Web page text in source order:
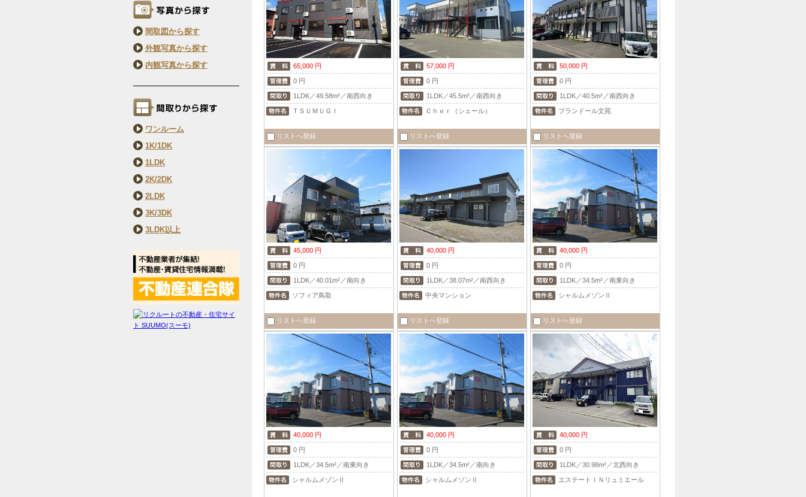
間取図から探す
外観写真から探す
内観写真から探す
ワンルーム
1K/1DK
1LDK
2K/2DK
2LDK
3K/3DK
3LDK以上
65,000 円
0 円
1LDK／49.58m²／南西向き
ＴＳＵＭＵＧＩ
リストへ登録
57,000 円
0 円
1LDK／45.5m²／南西向き
Ｃｈｅｒ（シェール）
リストへ登録
50,000 円
0 円
1LDK／40.5m²／南西向き
プランドール文苑
リストへ登録
45,000 円
0 円
1LDK／40.01m²／南向き
ソフィア鳥取
リストへ登録
40,000 円
0 円
1LDK／38.07m²／南西向き
中央マンション
リストへ登録
40,000 円
0 円
1LDK／34.5m²／南東向き
シャルムメゾンⅡ
リストへ登録
40,000 円
0 円
1LDK／34.5m²／南東向き
シャルムメゾンⅡ
40,000 円
0 円
1LDK／34.5m²／南向き
シャルムメゾンⅡ
40,000 円
0 円
1LDK／30.98m²／北西向き
エステートＩＮリュミエール